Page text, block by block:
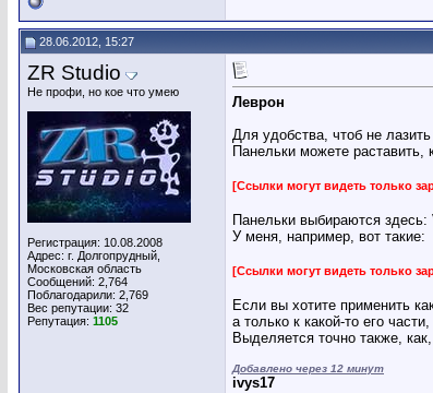
28.06.2012, 15:27
ZR Studio
Не профи, но кое что умею
Регистрация: 10.08.2008
Адрес: г. Долгопрудный,
Московская область
Сообщений: 2,764
Поблагодарили: 2,769
Вес репутации: 32
Репутация: 1105
Леврон
Для удобства, чтоб не
Панельки можете раставить,
[Ссылки могут видеть только
Панельки выбираются здесь:
У меня, например, вот такие:
[Ссылки могут видеть только
Если вы хотите применить
а только к какой-то его
Выделяется точно также,
Добавлено через 12 минут
ivys17